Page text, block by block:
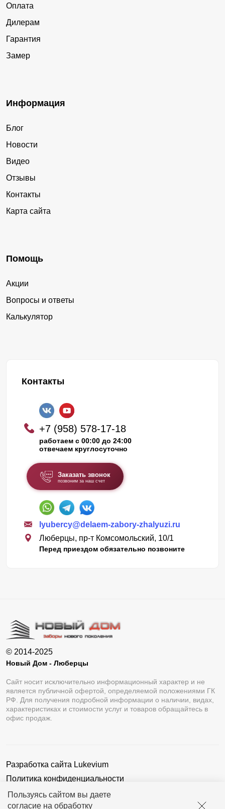
Пользуясь сайтом вы даете
согласие на обработку
Оплата
Дилерам
Гарантия
Замер
Информация
Блог
Новости
Видео
Отзывы
Контакты
Карта сайта
Помощь
Акции
Вопросы и ответы
Калькулятор
Контакты
+7 (958) 578-17-18
работаем с 00:00 до 24:00
отвечаем круглосуточно
Заказать звонок
позвоним за наш счет
lyubercy@delaem-zabory-zhalyuzi.ru
Люберцы, пр-т Комсомольский, 10/1
Перед приездом обязательно позвоните
© 2014-2025
Новый Дом - Люберцы
Сайт носит исключительно информационный характер и не
является публичной офертой, определяемой положениями ГК
РФ. Для получения подробной информации о наличии, видах,
характеристиках и стоимости услуг и товаров обращайтесь в
офис продаж.
Разработка сайта Lukevium
Политика конфиденциальности
Пользовательское соглашение